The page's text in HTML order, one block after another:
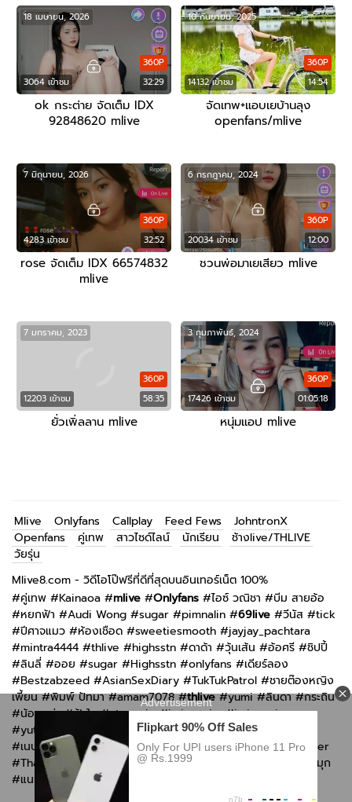
3064 เข้าชม 32:29
360P
18 เมษายน, 2026
ok กระต่าย จัดเต็ม IDX
92848620 mlive
14132 เข้าชม 14:54
360P
10 กันยายน, 2025
จัดเทพ+แอบเยบ้านลุง
openfans/mlive
4283 เข้าชม 32:52
360P
7 มิถุนายน, 2026
rose จัดเต็ม IDX 66574832
mlive
20034 เข้าชม 12:00
360P
6 กรกฎาคม, 2024
ชวนพ่อมาเยเสียว mlive
12203 เข้าชม 58:35
360P
7 มกราคม, 2023
ยั่วเพิ่ลลาน mlive
17426 เข้าชม 01:05:18
360P
3 กุมภาพันธ์, 2024
หนุ่มแอป mlive
Mlive Onlyfans Callplay Feed Fews
JohntronX
Openfans
คู่เทพ สาวไซด์ไลน์ นักเรียน
ช้างlive/THLIVE
วัยรุ่น
Mlive8.com - วิดีโอโป๊ฟรีที่ดีที่สุดบนอินเทอร์เน็ต 100%
#คู่เทพ #Kainaoa #mlive #Onlyfans #ไอซ์ วณิชา #บีม สายอ้อ
#หยกฟ้า #Audi Wong #sugar #pimnalin #69live #วีนัส #tick
#ปีศาจแมว #ห้องเชือด #sweetiesmooth #jayjay_pachtara
#mintra4444 #thlive #highsstn #ดาด้า #วุ้นเส้น #อ้อศรี #ชิปปี้
#ลินลี่ #ออย #sugar #Highsstn #onlyfans #เดียร์ลอง
#Bestzabzeed #AsianSexDiary #TukTukPatrol #ชายต๊องหญิง
เพี้ยน#พิมพ์ ปัทมา#amam7078#thlive#yumi#ลินดา#กระถิน
#น้อยหน่า#ฟ้าใส#atommie#imimmaim#imimmaim
#yutnoey # แอม muaymyb#bomie#kkimkkimmy
#เนปจูน# n_b2561 #Irenkampong1# Swag live#Thaiswinger
#ThaiGirlsWild Openfans#Callplay
มุก
#แนน # jeedjad_ss #